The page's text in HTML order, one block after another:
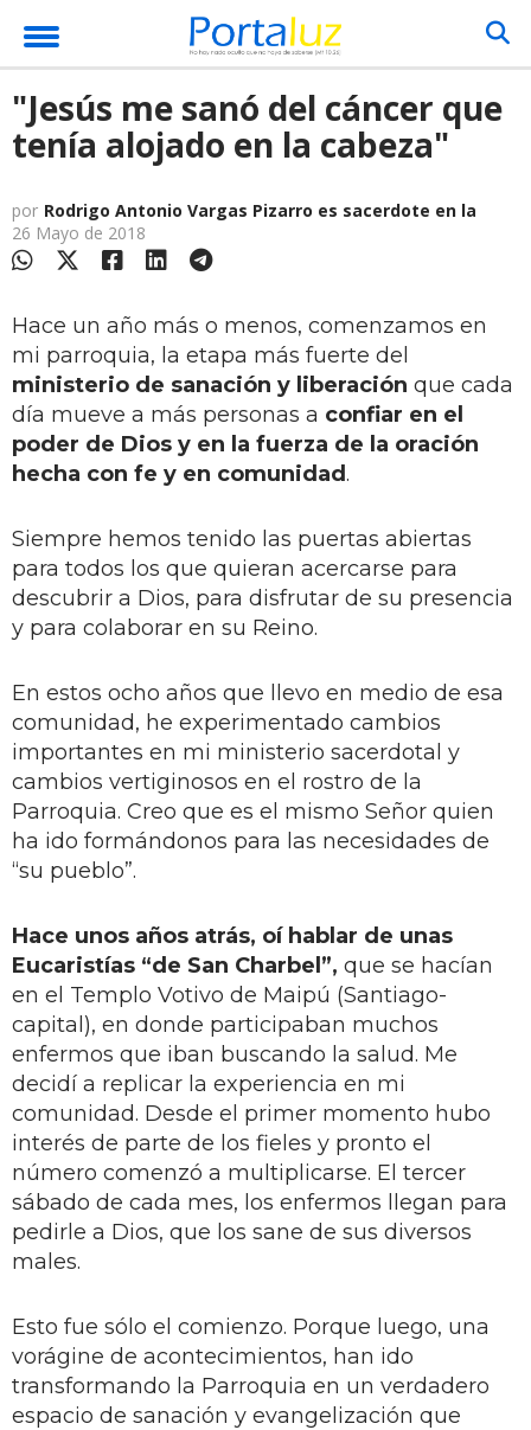
"Jesús me sanó del cáncer que
tenía alojado en la cabeza"
por Rodrigo Antonio Vargas Pizarro es sacerdote en la
26 Mayo de 2018
Hace un año más o menos, comenzamos en
mi parroquia, la etapa más fuerte del
ministerio de sanación y liberación que cada
día mueve a más personas a confiar en el
poder de Dios y en la fuerza de la oración
hecha con fe y en comunidad.
Siempre hemos tenido las puertas abiertas
para todos los que quieran acercarse para
descubrir a Dios, para disfrutar de su presencia
y para colaborar en su Reino.
En estos ocho años que llevo en medio de esa
comunidad, he experimentado cambios
importantes en mi ministerio sacerdotal y
cambios vertiginosos en el rostro de la
Parroquia. Creo que es el mismo Señor quien
ha ido formándonos para las necesidades de
“su pueblo”.
Hace unos años atrás, oí hablar de unas
Eucaristías “de San Charbel”, que se hacían
en el Templo Votivo de Maipú (Santiago-
capital), en donde participaban muchos
enfermos que iban buscando la salud. Me
decidí a replicar la experiencia en mi
comunidad. Desde el primer momento hubo
interés de parte de los fieles y pronto el
número comenzó a multiplicarse. El tercer
sábado de cada mes, los enfermos llegan para
pedirle a Dios, que los sane de sus diversos
males.
Esto fue sólo el comienzo. Porque luego, una
vorágine de acontecimientos, han ido
transformando la Parroquia en un verdadero
espacio de sanación y evangelización que